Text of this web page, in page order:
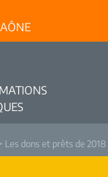
Les dons et prêts de 2018